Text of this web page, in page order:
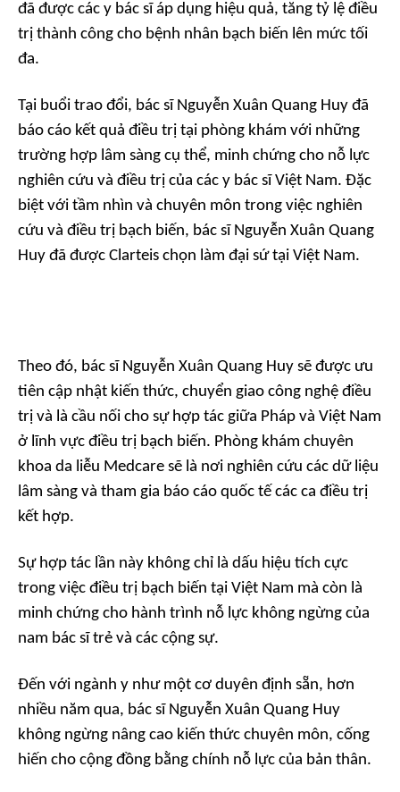
đã được các y bác sĩ áp dụng hiệu quả, tăng tỷ lệ điều
trị thành công cho bệnh nhân bạch biến lên mức tối
đa.
Tại buổi trao đổi, bác sĩ Nguyễn Xuân Quang Huy đã
báo cáo kết quả điều trị tại phòng khám với những
trường hợp lâm sàng cụ thể, minh chứng cho nỗ lực
nghiên cứu và điều trị của các y bác sĩ Việt Nam. Đặc
biệt với tầm nhìn và chuyên môn trong việc nghiên
cứu và điều trị bạch biến, bác sĩ Nguyễn Xuân Quang
Huy đã được Clarteis chọn làm đại sứ tại Việt Nam.
Theo đó, bác sĩ Nguyễn Xuân Quang Huy sẽ được ưu
tiên cập nhật kiến thức, chuyển giao công nghệ điều
trị và là cầu nối cho sự hợp tác giữa Pháp và Việt Nam
ở lĩnh vực điều trị bạch biến. Phòng khám chuyên
khoa da liễu Medcare sẽ là nơi nghiên cứu các dữ liệu
lâm sàng và tham gia báo cáo quốc tế các ca điều trị
kết hợp.
Sự hợp tác lần này không chỉ là dấu hiệu tích cực
trong việc điều trị bạch biến tại Việt Nam mà còn là
minh chứng cho hành trình nỗ lực không ngừng của
nam bác sĩ trẻ và các cộng sự.
Đến với ngành y như một cơ duyên định sẵn, hơn
nhiều năm qua, bác sĩ Nguyễn Xuân Quang Huy
không ngừng nâng cao kiến thức chuyên môn, cống
hiến cho cộng đồng bằng chính nỗ lực của bản thân.